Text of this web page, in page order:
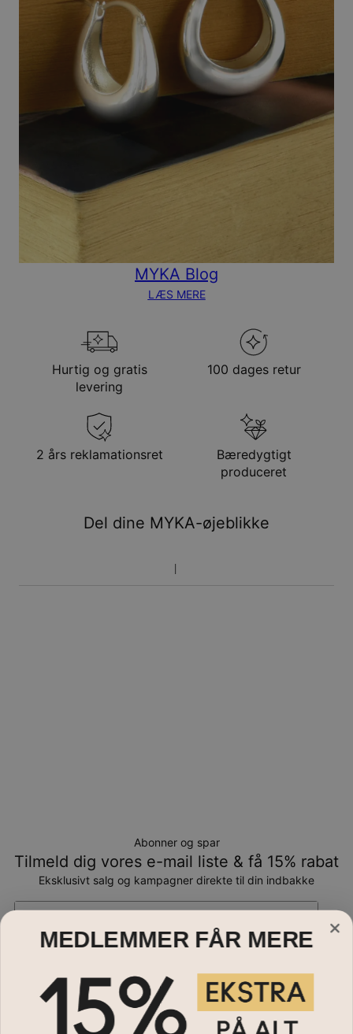
MYKA Blog
LÆS MERE
Hurtig og gratis
levering
100 dages retur
2 års reklamationsret
Bæredygtigt
produceret
Del dine MYKA-øjeblikke
Abonner og spar
Tilmeld dig vores e-mail liste & få 15% rabat
Eksklusivt salg og kampagner direkte til din indbakke
Smykker
Halskæder
MEDLEMMER FÅR MERE